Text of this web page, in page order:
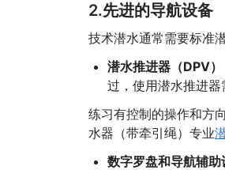
2.先进的导航设备
技术潜水通常需要标准
潜水推进器（DPV）
过，使用潜水推进器
练习有控制的操作和方
水器（带牵引绳）专业
数字罗盘和导航辅助